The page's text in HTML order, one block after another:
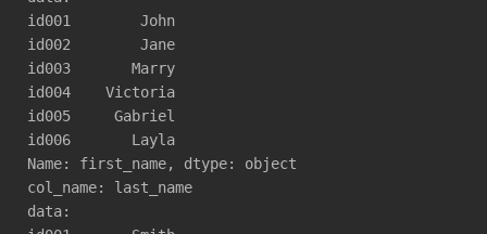
id001        John
id002        Jane
id003       Marry
id004    Victoria
id005     Gabriel
id006       Layla
Name: first_name, dtype: object
col_name: last_name
data: